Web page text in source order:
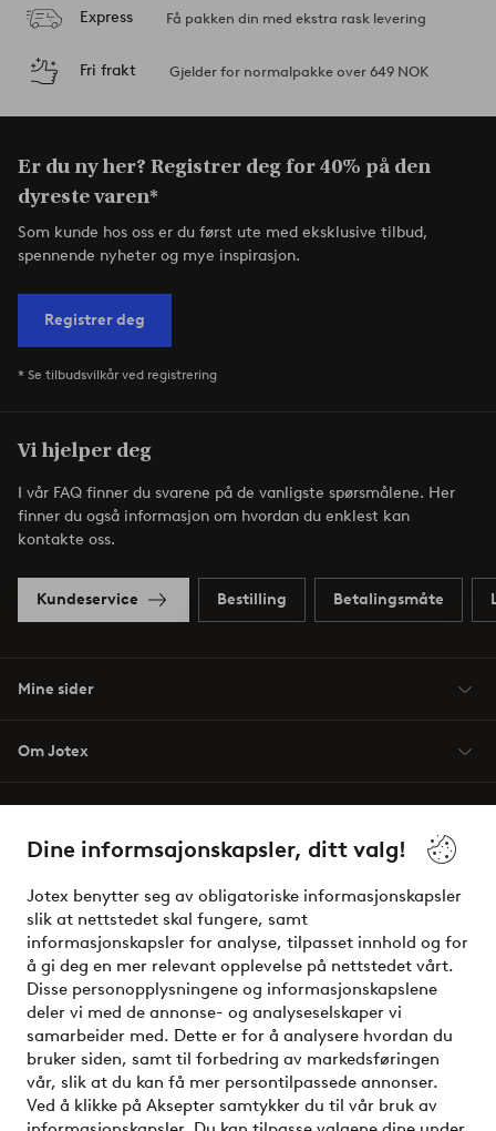
Dine informsajonskapsler, ditt valg!
Jotex benytter seg av obligatoriske informasjonskapsler
slik at nettstedet skal fungere, samt
informasjonskapsler for analyse, tilpasset innhold og for
å gi deg en mer relevant opplevelse på nettstedet vårt.
Disse personopplysningene og informasjonskapslene
deler vi med de annonse- og analyseselskaper vi
samarbeider med. Dette er for å analysere hvordan du
bruker siden, samt til forbedring av markedsføringen
vår, slik at du kan få mer persontilpassede annonser.
Ved å klikke på Aksepter samtykker du til vår bruk av
Express Få pakken din med ekstra rask levering
Fri frakt Gjelder for normalpakke over 649 NOK
Er du ny her? Registrer deg for 40% på den
dyreste varen*
Som kunde hos oss er du først ute med eksklusive tilbud,
spennende nyheter og mye inspirasjon.
Registrer deg
* Se tilbudsvilkår ved registrering
Vi hjelper deg
I vår FAQ finner du svarene på de vanligste spørsmålene. Her
finner du også informasjon om hvordan du enklest kan
kontakte oss.
Kundeservice Bestilling Betalingsmåte
Mine sider
Om Jotex
Venner
Sikre betalinger - Betal direkte eller del opp
Vil du vite mer om våre betalingsalternativer?
elpy